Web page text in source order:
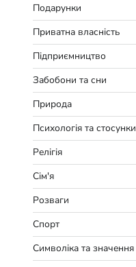
Подарунки
Приватна власність
Підприємництво
Забобони та сни
Природа
Психологія та стосунки
Релігія
Сім'я
Розваги
Спорт
Символіка та значення